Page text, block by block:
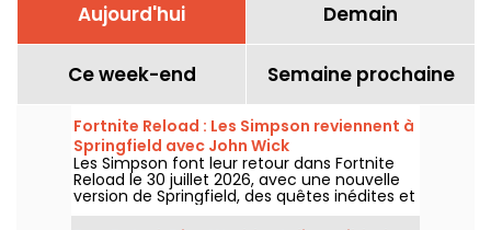
Aujourd'hui Demain
Ce week-end Semaine prochaine
Fortnite Reload : Les Simpson reviennent à
Springfield avec John Wick
Les Simpson font leur retour dans Fortnite
Reload le 30 juillet 2026, avec une nouvelle
version de Springfield, des quêtes inédites et
un crossover avec John Wick. La mise à jour